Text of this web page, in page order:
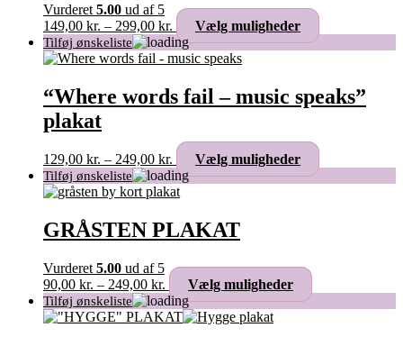
Vurderet 5.00 ud af 5
149,00 kr. – 299,00 kr. Prisinterval:
149,00 kr.
til
Vælg muligheder
varianter.
Mulighederne
på
varesiden
“Where words fail – music speaks”
plakat
129,00 kr. – 249,00 kr. Prisinterval:
129,00 kr.
til
Vælg muligheder
GRÅSTEN PLAKAT
Vurderet 5.00 ud af 5
90,00 kr. – 249,00 kr. Prisinterval:
90,00 kr.
til
Vælg muligheder